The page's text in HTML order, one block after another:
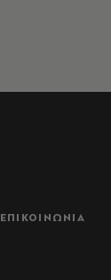
ΕΠΙΚΟΙΝΩΝΙΑ